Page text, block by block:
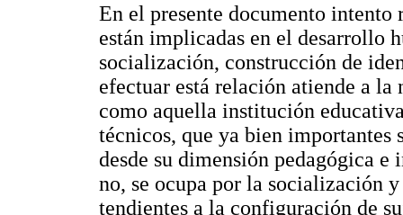
En el presente documento intento
están implicadas en el desarrollo
socialización, construcción de
efectuar está relación atiende a la
como aquella institución
técnicos, que ya bien importantes
desde su dimensión pedagógica
no, se ocupa por la socialización
tendientes a la configuración de